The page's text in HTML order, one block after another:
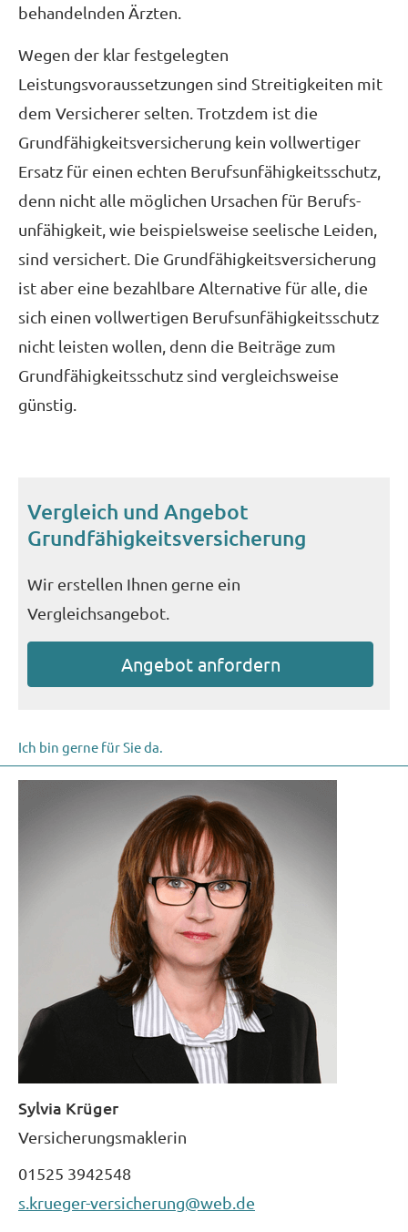
behandelnden Ärzten.
Wegen der klar festgelegten
Leistungsvoraussetzungen sind Streitigkeiten mit
dem Versicherer selten. Trotzdem ist die
Grundfähigkeitsversicherung kein vollwertiger
Ersatz für einen echten Berufs­unfähig­keitsschutz,
denn nicht alle möglichen Ursachen für Berufs­
unfähig­keit, wie beispielsweise seelische Leiden,
sind versichert. Die Grundfähigkeitsversicherung
ist aber eine bezahlbare Alternative für alle, die
sich einen vollwertigen Berufs­unfähig­keitsschutz
nicht leisten wollen, denn die Beiträge zum
Grundfähigkeitsschutz sind vergleichsweise
günstig.
Vergleich und Angebot
Grundfähigkeitsversicherung
Wir erstellen Ihnen gerne ein
Vergleichsangebot.
An­ge­bot an­for­dern
Ich bin gerne für Sie da.
Sylvia Krüger
Ver­sicherungs­maklerin
01525 3942548
s.krueger-versicherung@web.de